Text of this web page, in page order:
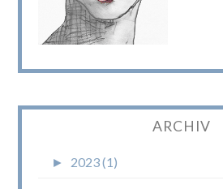
ARCHIV
► 2023 (1)